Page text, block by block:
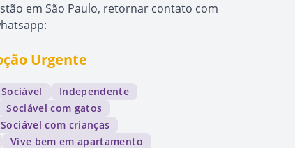
em São Paulo, retornar contato com
Urgente
Sociável
Independente
Sociável com gatos
Sociável com crianças
Vive bem em apartamento